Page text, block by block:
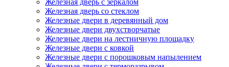
Железная дверь с зеркалом
Железная дверь со стеклом
Железные двери в деревянный дом
Железные двери двухстворчатые
Железные двери на лестничную площадку
Железные двери с ковкой
Железные двери с порошковым напылением